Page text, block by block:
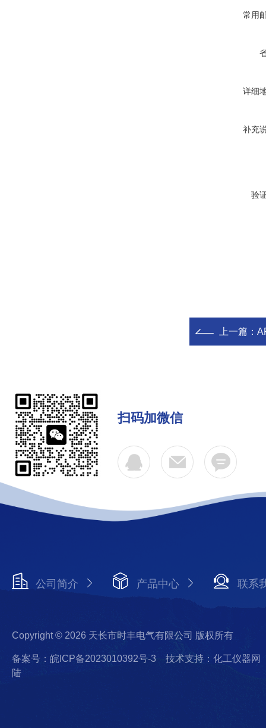
常用
详细
补充
验
上一篇：
扫码加微信
公司简介 产品中心 联系
Copyright © 2026 天长市时丰电气有限公司 版权所有
备案号：皖ICP备2023010392号-3
技术支持：化工仪器网
陆